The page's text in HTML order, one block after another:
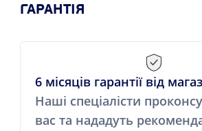
ГАРАНТІЯ
6 місяців гарантії від
Наші спеціалісти
вас та нададуть